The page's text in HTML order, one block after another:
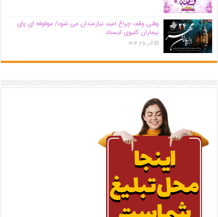
وقتی وقف چراغ امید نیازمندان می شود/ موقوفه ای پای
بیماران کلیوی ایستاد
آذر ۲۵, ۱۴۰۴